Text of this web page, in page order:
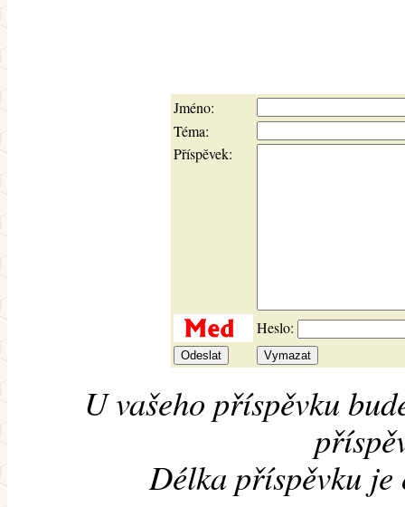
Jméno:
Téma:
Příspěvek:
Heslo:
U vašeho příspěvku
Délka příspěvku je